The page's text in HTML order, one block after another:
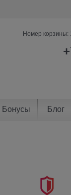
Номер корзины:
Бонусы Блог